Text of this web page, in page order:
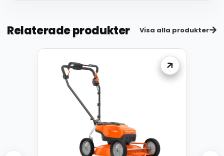
Relaterade produkter Visa alla produkter